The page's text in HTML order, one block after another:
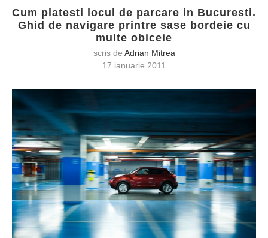
Cum platesti locul de parcare in Bucuresti.
Ghid de navigare printre sase bordeie cu
multe obiceie
scris de Adrian Mitrea
17 ianuarie 2011